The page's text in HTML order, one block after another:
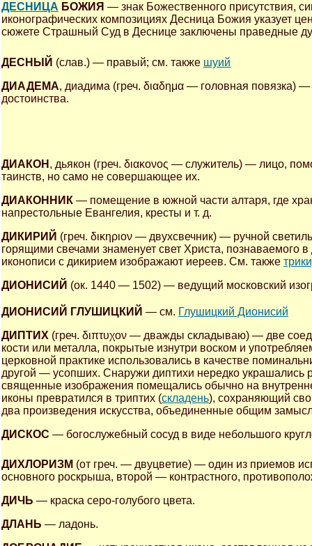
ДЕСНИЦА БОЖИЯ — знак Божественного присутствия,
иконографических композициях Десница Божия указует
сюжете Страшный Суд в Деснице заключены праведные
ДЕСНЫЙ (слав.) — правый; см. также шуий
ДИАДЕМА, диадима (греч. διαδημα — головная повязка)
достоинства.
ДИАКОН , дьякон (греч. διακονος — служитель) — лицо,
таинств, но само не совершающее их.
ДИАКОННИК — помещение в южной части алтаря, где
напрестольные Евангелия, кресты и т. д.
ДИКИРИЙ (греч. δικηριον — двухсвечник) — ручной
горящими свечами знаменует свет Христа, познаваемого
иконописи с дикирием изображают иереев. См. также
ДИОНИСИЙ (ок. 1440 — 1502) — ведущий московский
ДИОНИСИЙ ГЛУШИЦКИЙ — см. Глушицкий Дионисий
ДИПТИХ (греч. διπτυχον — дважды складываю) — две
кости или металла, покрытые изнутри воском и
церковной практике использовались в качестве
другой — усопших. Снаружи диптихи нередко
священные изображения помещались обычно на
иконы превратился в триптих (складень), сохраняющий
два произведения искусства, объединенные общим
ДИСКОС — богослужебный сосуд в виде небольшого
ДИХЛОРИЗМ (от греч. — двуцветие) — один из приемов
основного роскрыша, второй — контрастного,
ДИЧЬ — краска серо-голубого цвета.
ДЛАНЬ — ладонь.